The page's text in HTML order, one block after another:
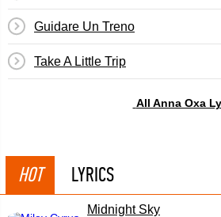
Guidare Un Treno
Take A Little Trip
All Anna Oxa
HOT LYRICS
Midnight Sky